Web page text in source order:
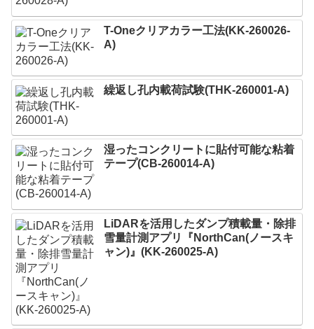
T-Oneクリアカラー工法(KK-260026-
A)
繰返し孔内載荷試験(THK-260001-A)
湿ったコンクリートに貼付可能な粘着
テープ(CB-260014-A)
LiDARを活用したダンプ積載量・除排
雪量計測アプリ『NorthCan(ノースキ
ャン)』(KK-260025-A)